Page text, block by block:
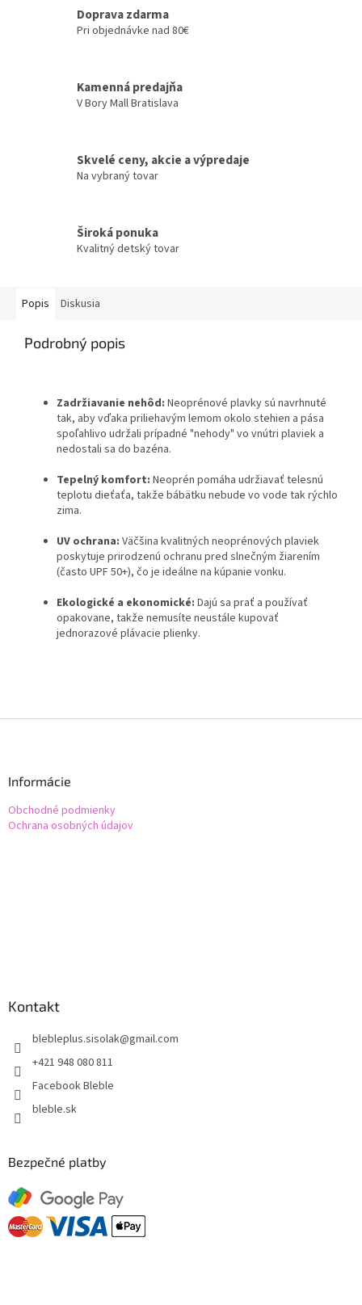
Doprava zdarma
Pri objednávke nad 80€
Kamenná predajňa
V Bory Mall Bratislava
Skvelé ceny, akcie a výpredaje
Na vybraný tovar
Široká ponuka
Kvalitný detský tovar
Popis Diskusia
Podrobný popis
Zadržiavanie nehôd: Neoprénové plavky sú navrhnuté
tak, aby vďaka priliehavým lemom okolo stehien a pása
spoľahlivo udržali prípadné "nehody" vo vnútri plaviek a
nedostali sa do bazéna.
Tepelný komfort: Neoprén pomáha udržiavať telesnú
teplotu dieťaťa, takže bábätku nebude vo vode tak rýchlo
zima.
UV ochrana: Väčšina kvalitných neoprénových plaviek
poskytuje prirodzenú ochranu pred slnečným žiarením
(často UPF 50+), čo je ideálne na kúpanie vonku.
Ekologické a ekonomické: Dajú sa prať a používať
opakovane, takže nemusíte neustále kupovať
jednorazové plávacie plienky.
Informácie
Obchodné podmienky
Ochrana osobných údajov
Kontakt
blebleplus.sisolak@gmail.com
+421 948 080 811
Facebook Bleble
bleble.sk
Bezpečné platby